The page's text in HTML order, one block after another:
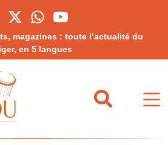
magazines : toute l’actualité du
en 5 langues